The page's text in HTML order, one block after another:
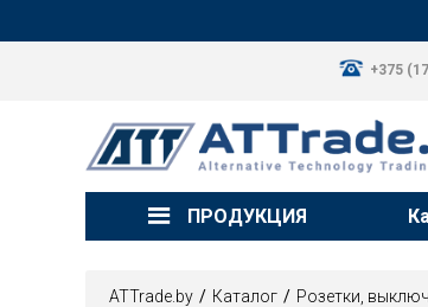
+375
ПРОДУКЦИЯ
ATTrade.by Каталог Розетки,